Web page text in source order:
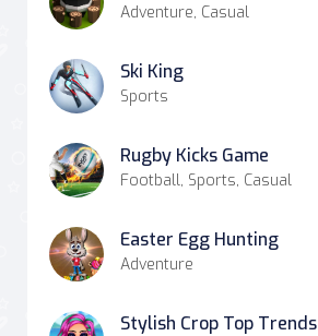
Adventure, Casual
Ski King
Sports
Rugby Kicks Game
Football, Sports, Casual
Easter Egg Hunting
Adventure
Stylish Crop Top Trends